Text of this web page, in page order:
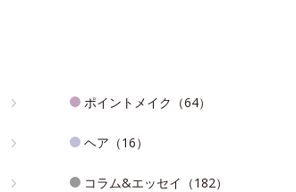
ポイントメイク（64）
ヘア（16）
コラム&エッセイ（182）